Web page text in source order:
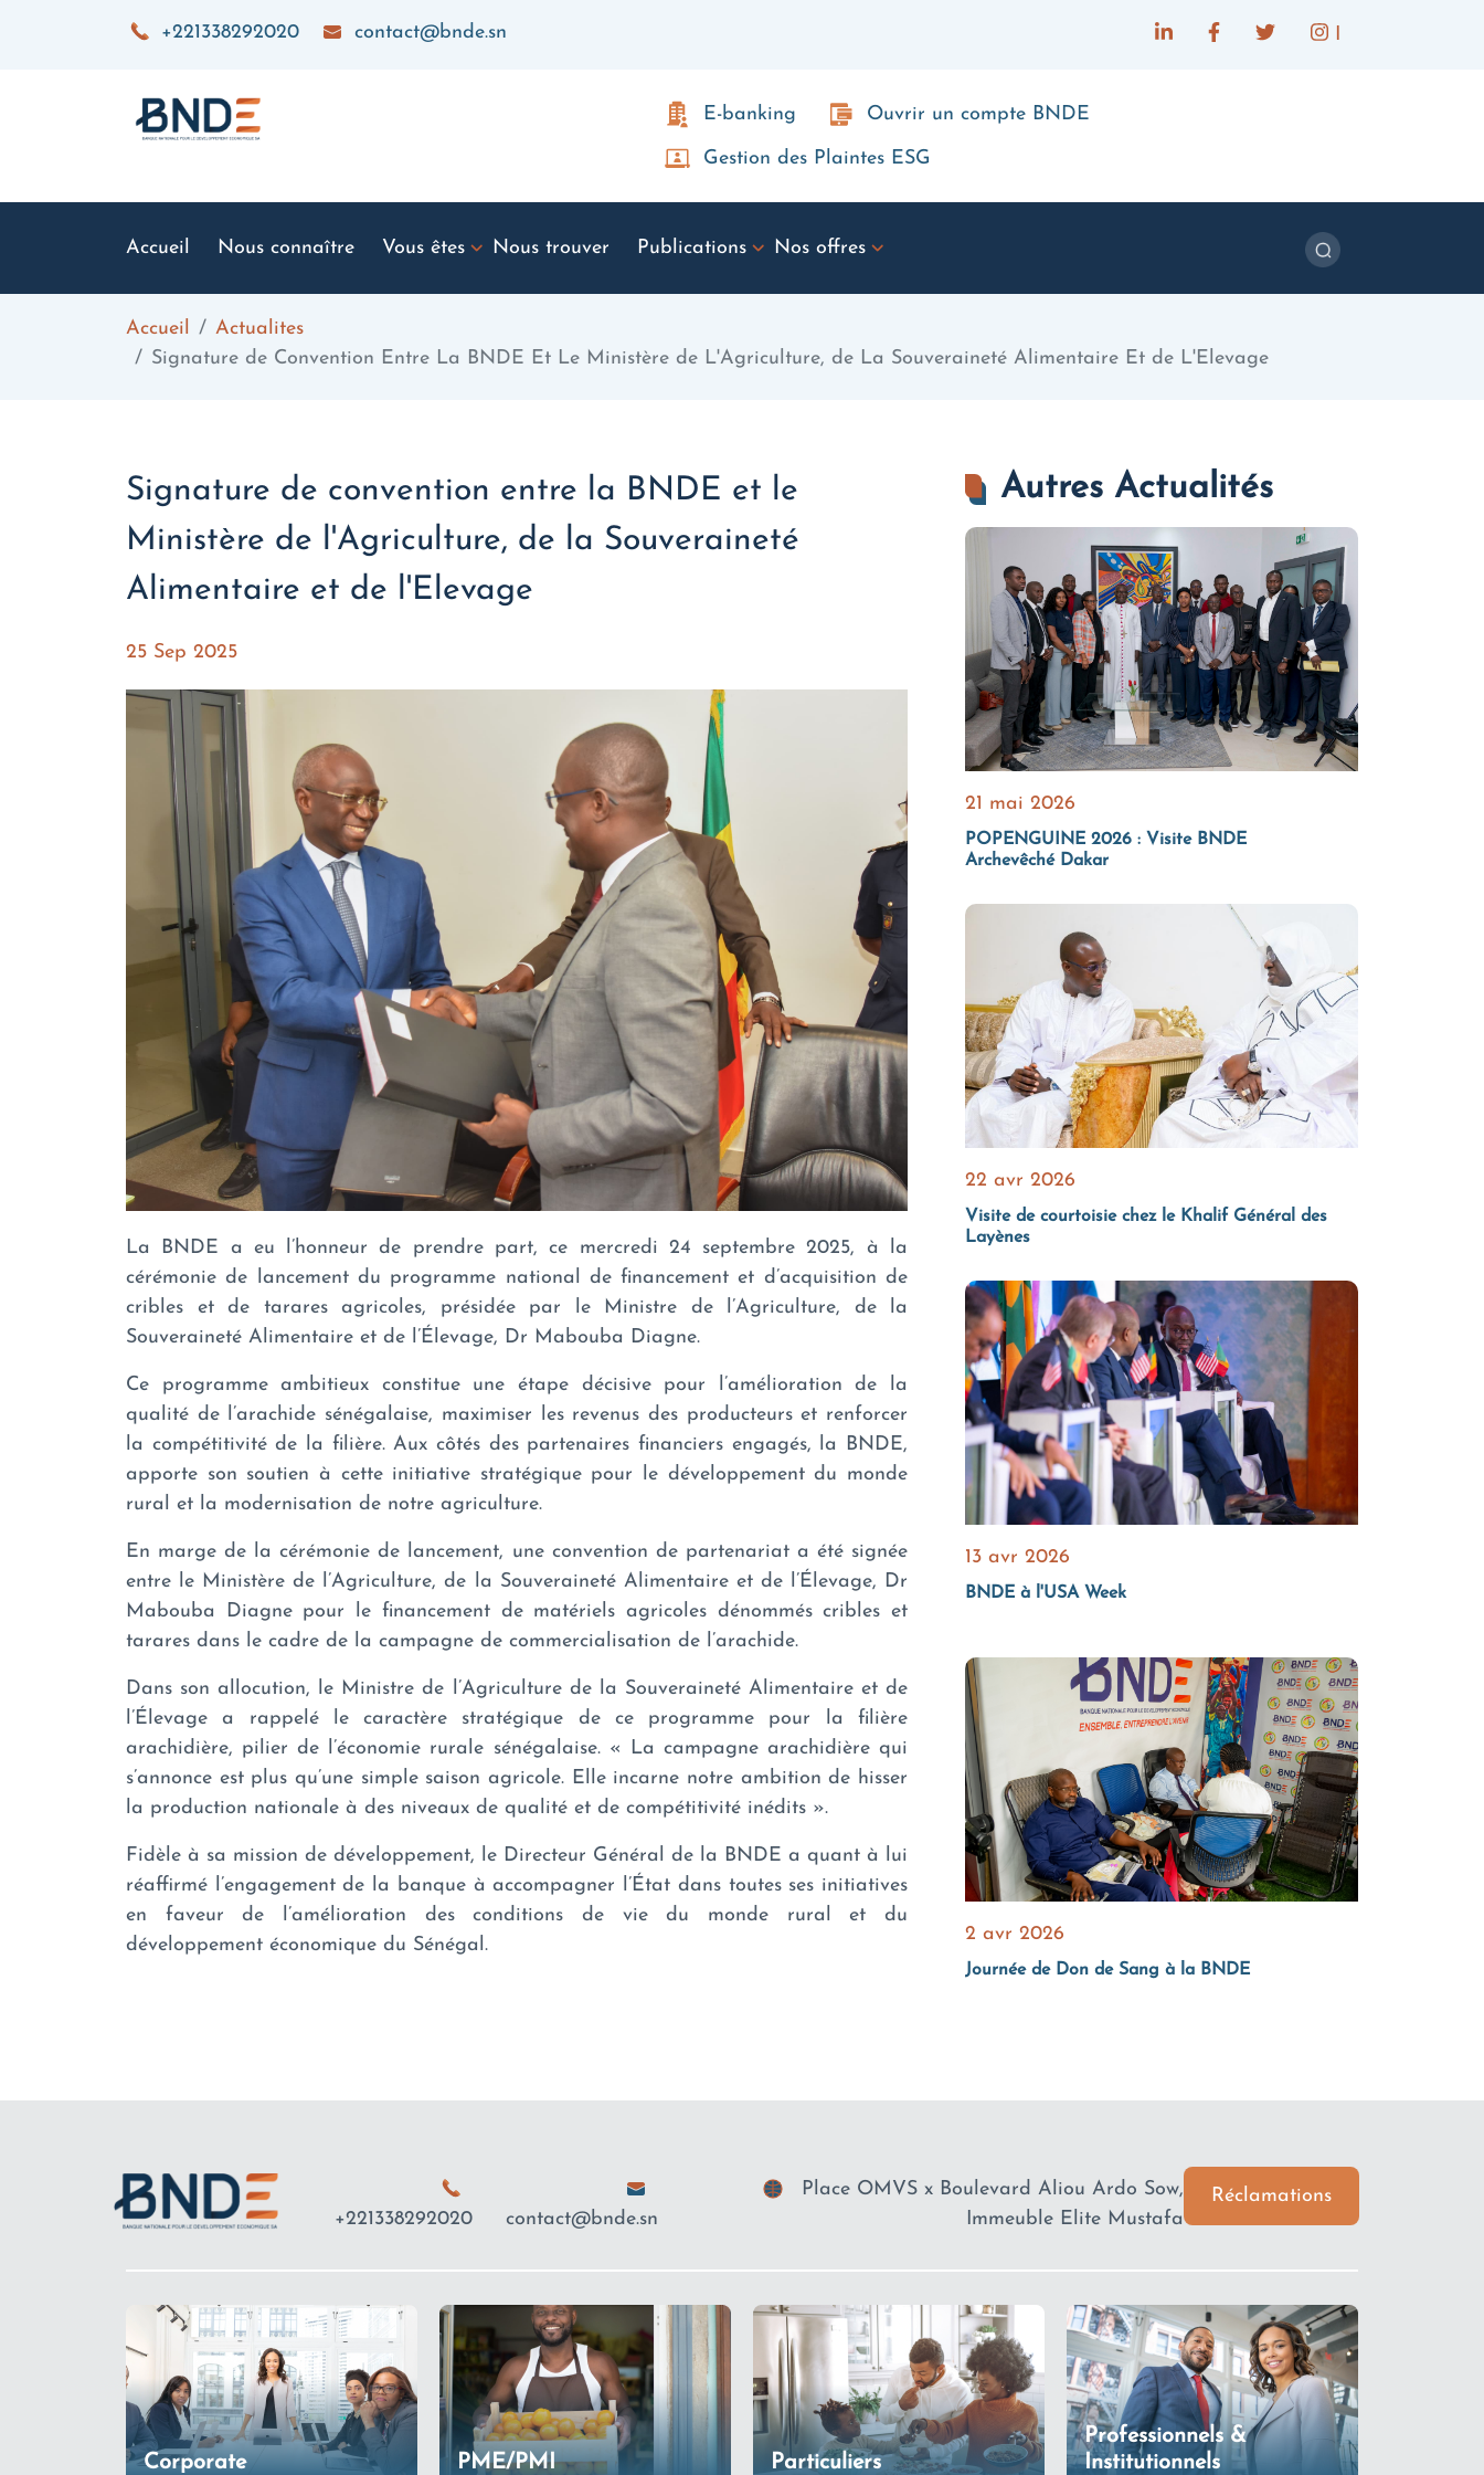
+221338292020
contact@bnde.sn I
E-banking Ouvrir un compte BNDE
Gestion des Plaintes ESG
Accueil Nous connaître Vous êtes Nous trouver Publications Nos offres
Accueil
Actualites
Signature de Convention Entre La BNDE Et Le Ministère de L'Agriculture, de La Souveraineté Alimentaire Et de L'Elevage
Signature de convention entre la BNDE et le
Ministère de l'Agriculture, de la Souveraineté
Alimentaire et de l'Elevage
25 Sep 2025
La BNDE a eu l’honneur de prendre part, ce mercredi 24 septembre 2025, à la
cérémonie de lancement du programme national de financement et d’acquisition de
cribles et de tarares agricoles, présidée par le Ministre de l’Agriculture, de la
Souveraineté Alimentaire et de l’Élevage, Dr Mabouba Diagne.
Ce programme ambitieux constitue une étape décisive pour l’amélioration de la
qualité de l’arachide sénégalaise, maximiser les revenus des producteurs et renforcer
la compétitivité de la filière. Aux côtés des partenaires financiers engagés, la BNDE,
apporte son soutien à cette initiative stratégique pour le développement du monde
rural et la modernisation de notre agriculture.
En marge de la cérémonie de lancement, une convention de partenariat a été signée
entre le Ministère de l’Agriculture, de la Souveraineté Alimentaire et de l’Élevage, Dr
Mabouba Diagne pour le financement de matériels agricoles dénommés cribles et
tarares dans le cadre de la campagne de commercialisation de l’arachide.
Dans son allocution, le Ministre de l’Agriculture de la Souveraineté Alimentaire et de
l’Élevage a rappelé le caractère stratégique de ce programme pour la filière
arachidière, pilier de l’économie rurale sénégalaise. « La campagne arachidière qui
s’annonce est plus qu’une simple saison agricole. Elle incarne notre ambition de hisser
la production nationale à des niveaux de qualité et de compétitivité inédits ».
Fidèle à sa mission de développement, le Directeur Général de la BNDE a quant à lui
réaffirmé l’engagement de la banque à accompagner l’État dans toutes ses initiatives
en faveur de l’amélioration des conditions de vie du monde rural et du
développement économique du Sénégal.
Autres Actualités
21 mai 2026
POPENGUINE 2026 : Visite BNDE
Archevêché Dakar
22 avr 2026
Visite de courtoisie chez le Khalif Général des
Layènes
13 avr 2026
BNDE à l'USA Week
2 avr 2026
Journée de Don de Sang à la BNDE
+221338292020 contact@bnde.sn
Place OMVS x Boulevard Aliou Ardo Sow,
Immeuble Elite Mustafa
Réclamations
Corporate PME/PMI Particuliers
Professionnels &
Institutionnels